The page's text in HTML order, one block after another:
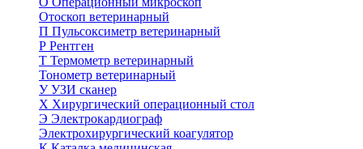
Отоскоп ветеринарный
П Пульсоксиметр ветеринарный
Р Рентген
Т Термометр ветеринарный
Тонометр ветеринарный
УУЗИ сканер
Х Хирургический операционный стол
Э Электрокардиограф
Электрохирургический коагулятор